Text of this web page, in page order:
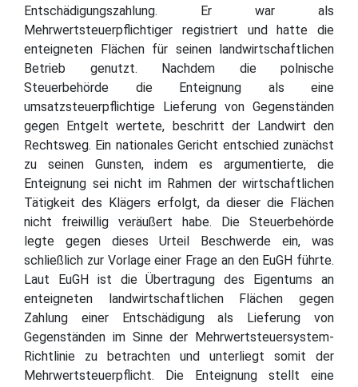
Entschädigungszahlung. Er war als
Mehrwertsteuerpflichtiger registriert und hatte die
enteigneten Flächen für seinen landwirtschaftlichen
Betrieb genutzt. Nachdem die polnische
Steuerbehörde die Enteignung als eine
umsatzsteuerpflichtige Lieferung von Gegenständen
gegen Entgelt wertete, beschritt der Landwirt den
Rechtsweg. Ein nationales Gericht entschied zunächst
zu seinen Gunsten, indem es argumentierte, die
Enteignung sei nicht im Rahmen der wirtschaftlichen
Tätigkeit des Klägers erfolgt, da dieser die Flächen
nicht freiwillig veräußert habe. Die Steuerbehörde
legte gegen dieses Urteil Beschwerde ein, was
schließlich zur Vorlage einer Frage an den EuGH führte.
Laut EuGH ist die Übertragung des Eigentums an
enteigneten landwirtschaftlichen Flächen gegen
Zahlung einer Entschädigung als Lieferung von
Gegenständen im Sinne der Mehrwertsteuersystem-
Richtlinie zu betrachten und unterliegt somit der
Mehrwertsteuerpflicht. Die Enteignung stellt eine